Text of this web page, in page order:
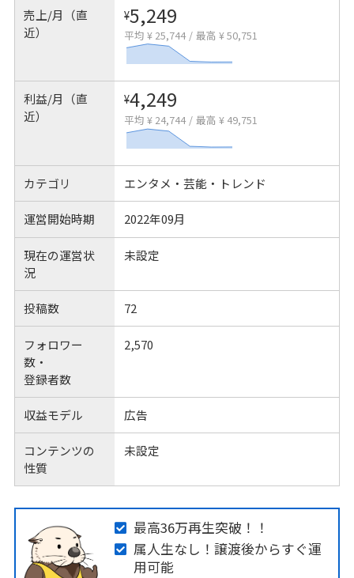
売上/月（直
近）
¥5,249
平均 ¥ 25,744 / 最高 ¥ 50,751
利益/月（直
近）
¥4,249
平均 ¥ 24,744 / 最高 ¥ 49,751
カテゴリ エンタメ・芸能・トレンド
運営開始時期 2022年09月
現在の運営状
況
未設定
投稿数 72
フォロワー
数・
登録者数
2,570
収益モデル 広告
コンテンツの
性質
未設定
最高36万再生突破！！
属人生なし！譲渡後からすぐ運
用可能